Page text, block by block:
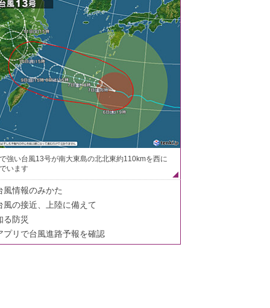
強い台風13号が南大東島の北北東約110kmを西に
います
風情報のみかた
風の接近、上陸に備えて
る防災
プリで台風進路予報を確認